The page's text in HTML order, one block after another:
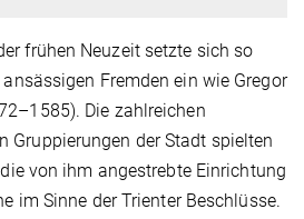
frühen Neuzeit setzte sich so
Fremden ein wie Gregor
Die zahlreichen
Gruppierungen der Stadt spielten
von ihm angestrebte Einrichtung
im Sinne der Trienter Beschlüsse.